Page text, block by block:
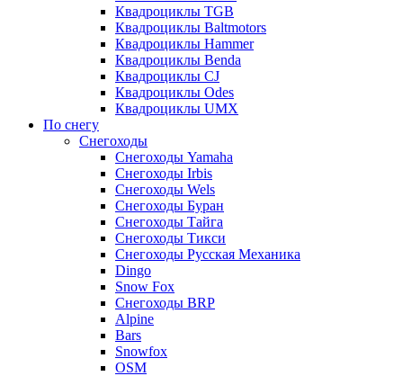
Квадроциклы TGB
Квадроциклы Baltmotors
Квадроциклы Hammer
Квадроциклы Benda
Квадроциклы CJ
Квадроциклы Odes
Квадроциклы UMX
По снегу
Снегоходы
Снегоходы Yamaha
Снегоходы Irbis
Снегоходы Wels
Снегоходы Буран
Снегоходы Тайга
Снегоходы Тикси
Снегоходы Русская Механика
Dingo
Snow Fox
Снегоходы BRP
Alpine
Bars
Snowfox
OSM